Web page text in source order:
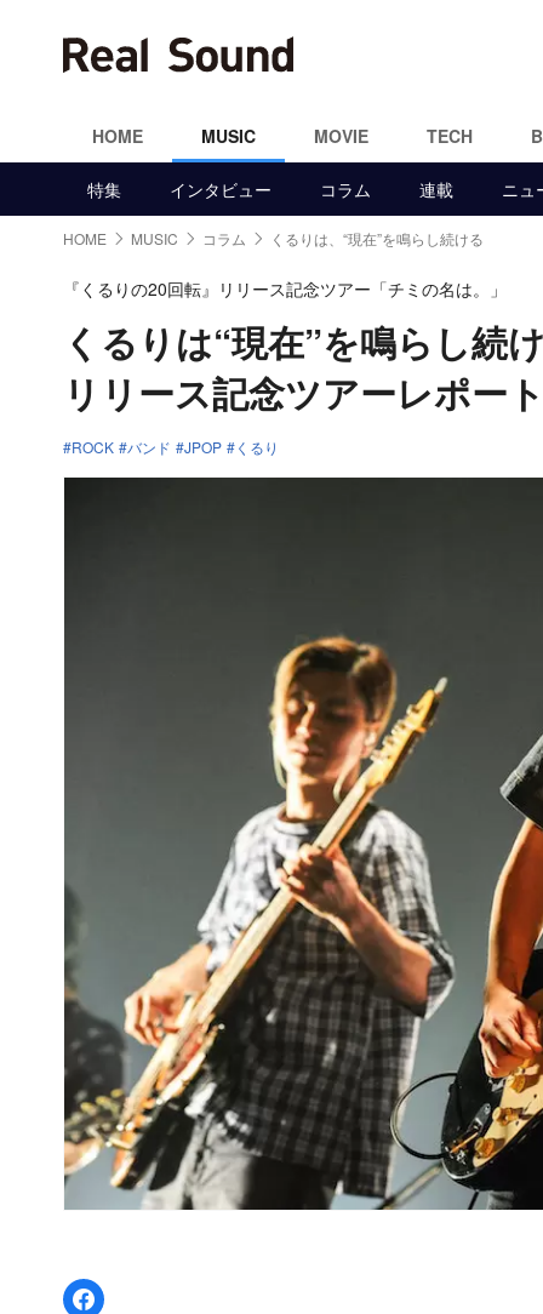
HOME MUSIC MOVIE TECH
特集 インタビュー コラム 連載 ニュ
HOME MUSIC コラム くるりは、“現在”を鳴らし続ける
『くるりの20回転』リリース記念ツアー「チミの名は。」
くるりは“現在”を鳴らし続
リリース記念ツアーレポー
ROCK バンド JPOP くるり
Facebookでシェア